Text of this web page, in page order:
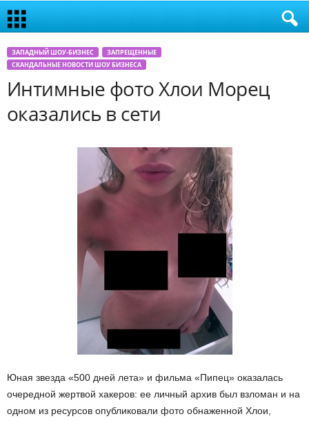
ЗАПАДНЫЙ ШОУ-БИЗНЕС
ЗАПРЕЩЕННЫЕ
СКАНДАЛЬНЫЕ НОВОСТИ ШОУ БИЗНЕСА
Интимные фото Хлои Морец
оказались в сети
Юная звезда «500 дней лета» и фильма «Пипец» оказалась
очередной жертвой хакеров: ее личный архив был взломан и на
одном из ресурсов опубликовали фото обнаженной Хлои,